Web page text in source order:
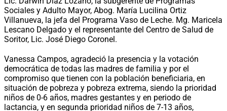
Sociales y Adulto Mayor, Abog. María Lucilina Ortiz
Villanueva, la jefa del Programa Vaso de Leche. Mg. Maricela
Lescano Delgado y el representante del Centro de Salud de
Soritor, Lic. José Diego Coronel.
Vanessa Campos, agradeció la presencia y la votación
democrática de todas las madres de familia y por el
compromiso que tienen con la población beneficiaria, en
situación de pobreza y pobreza extrema, siendo la prioridad
niños de 0-6 años, madres gestantes y en periodo de
lactancia, y en segunda prioridad niños de 7-13 años,